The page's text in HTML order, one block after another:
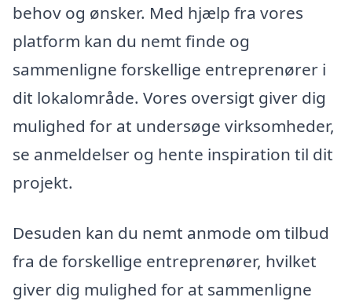
behov og ønsker. Med hjælp fra vores
platform kan du nemt finde og
sammenligne forskellige entreprenører i
dit lokalområde. Vores oversigt giver dig
mulighed for at undersøge virksomheder,
se anmeldelser og hente inspiration til dit
projekt.
Desuden kan du nemt anmode om tilbud
fra de forskellige entreprenører, hvilket
giver dig mulighed for at sammenligne